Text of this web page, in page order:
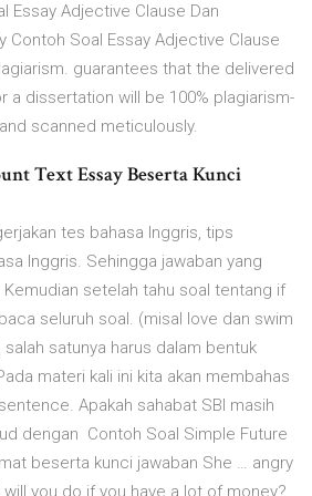
Essay Adjective Clause Dan
Contoh Soal Essay Adjective Clause
guarantees that the delivered
a dissertation will be 100% plagiarism-
scanned meticulously.
Text Essay Beserta Kunci
tes bahasa Inggris, tips
Inggris. Sehingga jawaban yang
setelah tahu soal tentang if
seluruh soal. (misal love dan swim
satunya harus dalam bentuk
materi kali ini kita akan membahas
Apakah sahabat SBI masih
dengan Contoh Soal Simple Future
beserta kunci jawaban She … angry